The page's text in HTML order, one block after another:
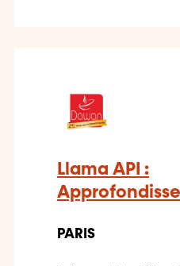
Llama API :
PARIS